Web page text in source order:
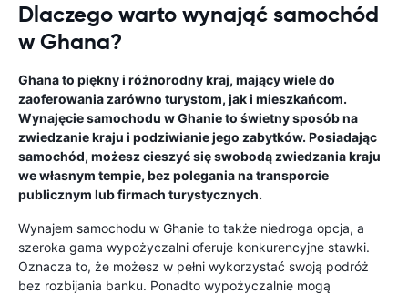
Dlaczego warto wynająć samochód
w Ghana?
Ghana to piękny i różnorodny kraj, mający wiele do
zaoferowania zarówno turystom, jak i mieszkańcom.
Wynajęcie samochodu w Ghanie to świetny sposób na
zwiedzanie kraju i podziwianie jego zabytków. Posiadając
samochód, możesz cieszyć się swobodą zwiedzania kraju
we własnym tempie, bez polegania na transporcie
publicznym lub firmach turystycznych.
Wynajem samochodu w Ghanie to także niedroga opcja, a
szeroka gama wypożyczalni oferuje konkurencyjne stawki.
Oznacza to, że możesz w pełni wykorzystać swoją podróż
bez rozbijania banku. Ponadto wypożyczalnie mogą